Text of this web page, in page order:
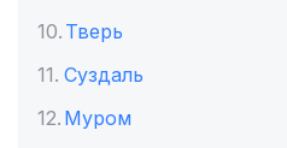
Тверь
Суздаль
Муром